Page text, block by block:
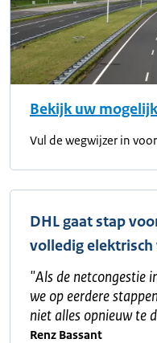
Bekijk uw
Vul de wegwijzer in
DHL gaat stap
volledig
"Als de netcongestie
we op eerdere
niet alles opnieuw te
Renz Bassant